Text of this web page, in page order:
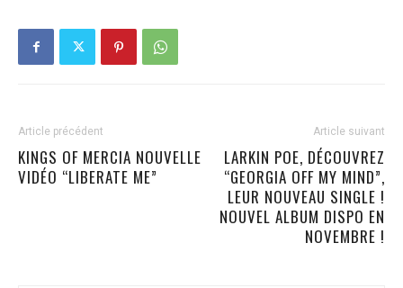
Article précédent
KINGS OF MERCIA NOUVELLE
VIDÉO “LIBERATE ME”
Article suivant
LARKIN POE, DÉCOUVREZ
“GEORGIA OFF MY MIND”,
LEUR NOUVEAU SINGLE !
NOUVEL ALBUM DISPO EN
NOVEMBRE !